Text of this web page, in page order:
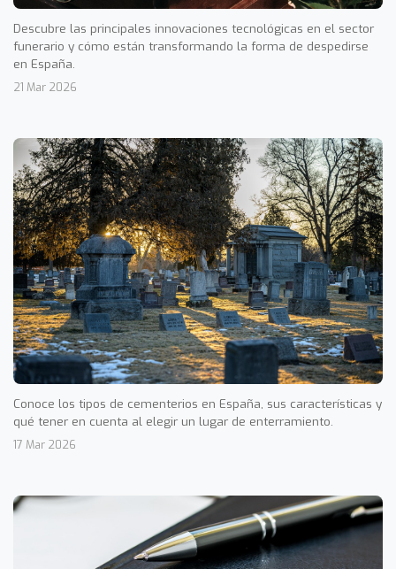
Descubre las principales innovaciones tecnológicas en el sector
funerario y cómo están transformando la forma de despedirse
en España.
21 Mar 2026
Conoce los tipos de cementerios en España, sus características y
qué tener en cuenta al elegir un lugar de enterramiento.
17 Mar 2026